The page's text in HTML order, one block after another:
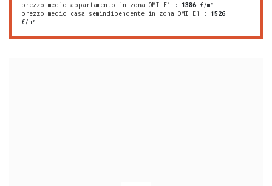
prezzo medio appartamento in zona OMI E1 : 1386 €/m²
prezzo medio casa semindipendente in zona OMI E1
: 1526
€/m²